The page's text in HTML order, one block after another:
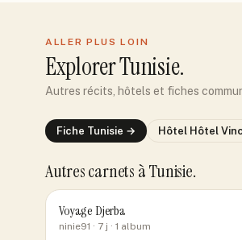
ALLER PLUS LOIN
ExplorerTunisie.
Autres récits, hôtels et fiches
Fiche Tunisie → Hôtel Hôtel
Autres carnets à Tunisie.
Voyage Djerba
ninie91 · 7 j · 1 album